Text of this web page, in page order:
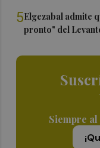
5Elgezabal admite
pronto" del
Siempre